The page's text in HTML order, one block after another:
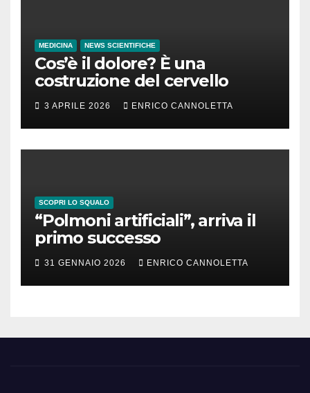
MEDICINA NEWS SCIENTIFICHE
Cos’è il dolore? È una
costruzione del cervello
3 APRILE 2026 ENRICO CANNOLETTA
SCOPRI LO SQUALO
“Polmoni artificiali”, arriva il
primo successo
31 GENNAIO 2026 ENRICO CANNOLETTA